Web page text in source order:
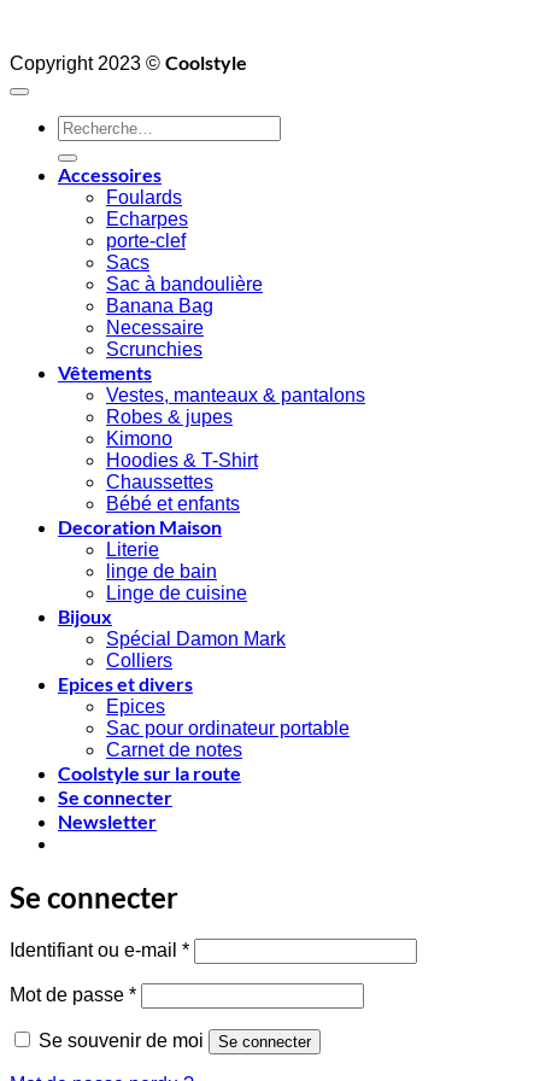
Copyright 2023 © Coolstyle
Recherche
pour :
Accessoires
Foulards
Echarpes
porte-clef
Sacs
Sac à bandoulière
Banana Bag
Necessaire
Scrunchies
Vêtements
Vestes, manteaux & pantalons
Robes & jupes
Kimono
Hoodies & T-Shirt
Chaussettes
Bébé et enfants
Decoration Maison
Literie
linge de bain
Linge de cuisine
Bijoux
Spécial Damon Mark
Colliers
Epices et divers
Epices
Sac pour ordinateur portable
Carnet de notes
Coolstyle sur la route
Se connecter
Newsletter
Se connecter
Identifiant ou e-mail *Obligatoire
Mot de passe *Obligatoire
Se souvenir de moi Se connecter